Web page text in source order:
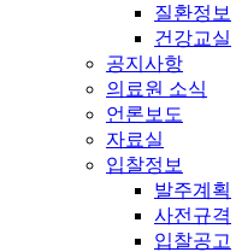
질환정보
건강교실
공지사항
의료원 소식
언론보도
자료실
입찰정보
발주계획
사전규격
입찰공고